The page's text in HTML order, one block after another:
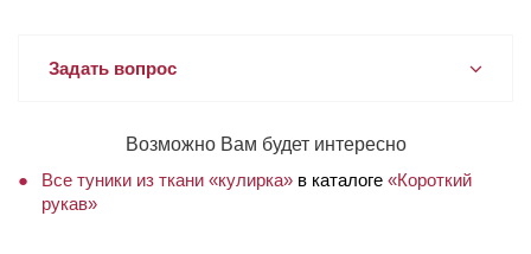
Задать вопрос
Возможно Вам будет интересно
Все туники из ткани «кулирка» в каталоге «Короткий
рукав»